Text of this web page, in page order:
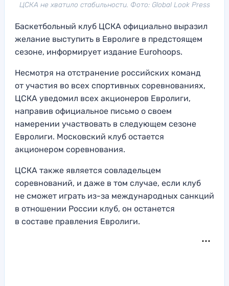
ЦСКА не хватило стабильности. Фото: Global Look Press
Баскетбольный клуб ЦСКА официально выразил
желание выступить в Евролиге в предстоящем
сезоне, информирует издание Eurohoops.
Несмотря на отстранение российских команд
от участия во всех спортивных соревнованиях,
ЦСКА уведомил всех акционеров Евролиги,
направив официальное письмо о своем
намерении участвовать в следующем сезоне
Евролиги. Московский клуб остается
акционером соревнования.
ЦСКА также является совладельцем
соревнований, и даже в том случае, если клуб
не сможет играть из-за международных санкций
в отношении России клуб, он останется
в составе правления Евролиги.